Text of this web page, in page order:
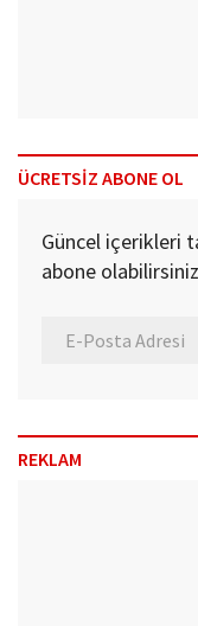
ÜCRETSİZ ABONE OL
Güncel içerikleri
abone
REKLAM